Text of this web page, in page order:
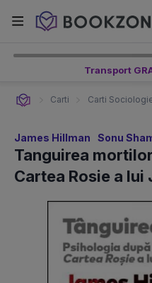
Transport
Carti Carti
James Hillman Sonu
Tanguirea
Cartea Rosie a lui